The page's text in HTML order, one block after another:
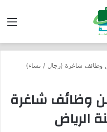
وظائف شاغرة (رجال / نساء)
وظائف شاغرة
الرياض